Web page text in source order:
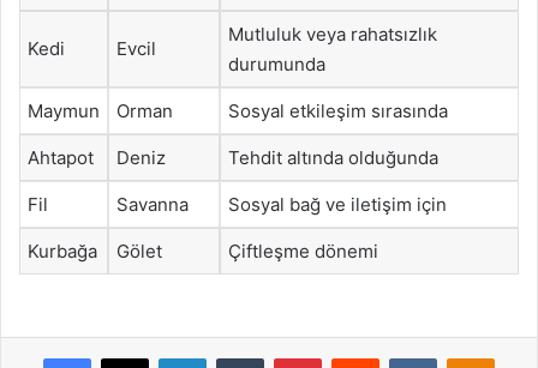
Kedi Evcil
Mutluluk veya rahatsızlık
durumunda
Maymun Orman Sosyal etkileşim sırasında
Ahtapot Deniz Tehdit altında olduğunda
Fil Savanna Sosyal bağ ve iletişim için
Kurbağa Gölet Çiftleşme dönemi
Facebook
X LinkedInTumblr PinterestReddit VKontakte